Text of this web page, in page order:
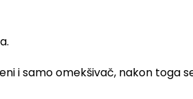
i samo omekšivač, nakon toga